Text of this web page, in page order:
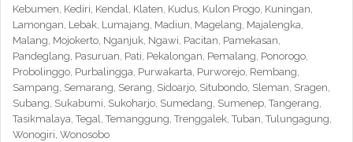
Kebumen, Kediri, Kendal, Klaten, Kudus, Kulon Progo, Kuningan,
Lamongan, Lebak, Lumajang, Madiun, Magelang, Majalengka,
Malang, Mojokerto, Nganjuk, Ngawi, Pacitan, Pamekasan,
Pandeglang, Pasuruan, Pati, Pekalongan, Pemalang, Ponorogo,
Probolinggo, Purbalingga, Purwakarta, Purworejo, Rembang,
Sampang, Semarang, Serang, Sidoarjo, Situbondo, Sleman, Sragen,
Subang, Sukabumi, Sukoharjo, Sumedang, Sumenep, Tangerang,
Tasikmalaya, Tegal, Temanggung, Trenggalek, Tuban, Tulungagung,
Wonogiri, Wonosobo